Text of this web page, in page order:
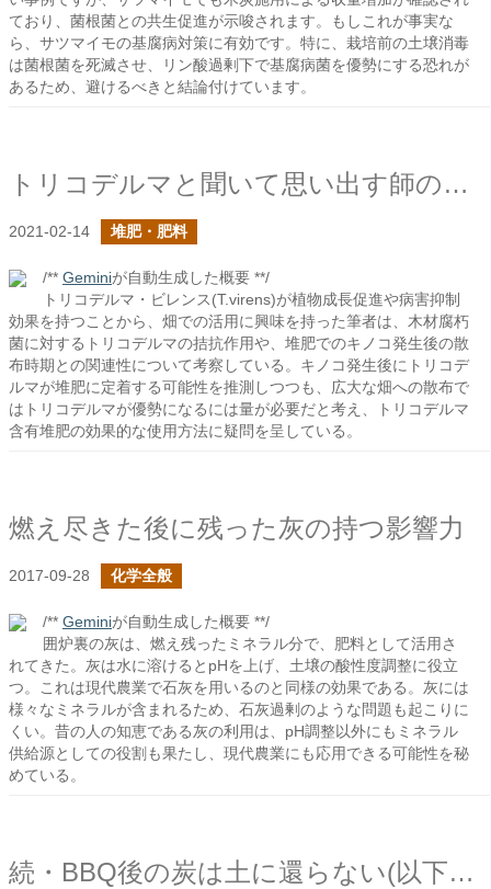
ており、菌根菌との共生促進が示唆されます。もしこれが事実な
ら、サツマイモの基腐病対策に有効です。特に、栽培前の土壌消毒
は菌根菌を死滅させ、リン酸過剰下で基腐病菌を優勢にする恐れが
あるため、避けるべきと結論付けています。
トリコデルマと聞いて思い出す師の言葉
2021-02-14 堆肥・肥料
/** Geminiが自動生成した概要 **/
トリコデルマ・ビレンス(T.virens)が植物成長促進や病害抑制
効果を持つことから、畑での活用に興味を持った筆者は、木材腐朽
菌に対するトリコデルマの拮抗作用や、堆肥でのキノコ発生後の散
布時期との関連性について考察している。キノコ発生後にトリコデ
ルマが堆肥に定着する可能性を推測しつつも、広大な畑への散布で
はトリコデルマが優勢になるには量が必要だと考え、トリコデルマ
含有堆肥の効果的な使用方法に疑問を呈している。
燃え尽きた後に残った灰の持つ影響力
2017-09-28 化学全般
/** Geminiが自動生成した概要 **/
囲炉裏の灰は、燃え残ったミネラル分で、肥料として活用さ
れてきた。灰は水に溶けるとpHを上げ、土壌の酸性度調整に役立
つ。これは現代農業で石灰を用いるのと同様の効果である。灰には
様々なミネラルが含まれるため、石灰過剰のような問題も起こりに
くい。昔の人の知恵である灰の利用は、pH調整以外にもミネラル
供給源としての役割も果たし、現代農業にも応用できる可能性を秘
めている。
続・BBQ後の炭は土に還らない(以下省略)